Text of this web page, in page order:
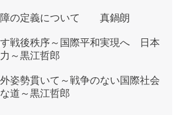
障の定義について 真鍋朗
戦後秩序～国際平和実現へ 日本
～黒江哲郎
姿勢貫いて～戦争のない国際社会
道～黒江哲郎